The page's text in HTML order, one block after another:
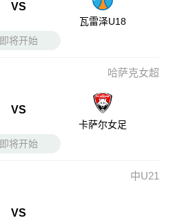
VS
瓦雷泽U18
即将开始
哈萨克女超
VS
卡萨尔女足
即将开始
中U21
VS